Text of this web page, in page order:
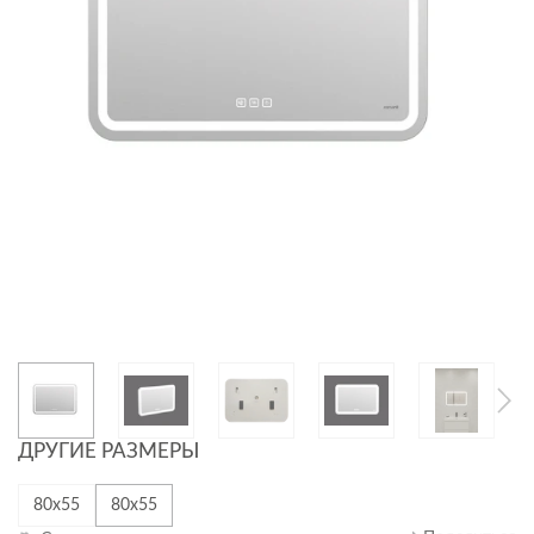
ДРУГИЕ РАЗМЕРЫ
80х55 80х55